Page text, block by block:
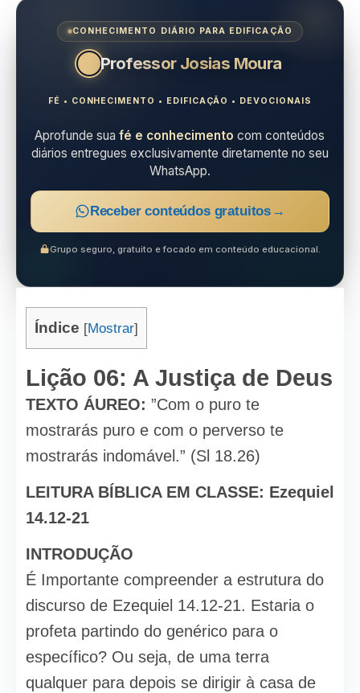
CONHECIMENTO DIÁRIO PARA EDIFICAÇÃO
Professor Josias Moura
FÉ • CONHECIMENTO • EDIFICAÇÃO • DEVOCIONAIS
Aprofunde suafé e conhecimento com conteúdos
diários entregues exclusivamente diretamente no seu
WhatsApp.
Receber conteúdos gratuitos →
Grupo seguro, gratuito e focado em conteúdo educacional.
Índice [Mostrar]
Lição 06: A Justiça de Deus
TEXTO ÁUREO: ”Com o puro te
mostrarás puro e com o perverso te
mostrarás indomável.” (Sl 18.26)
LEITURA BÍBLICA EM CLASSE: Ezequiel
14.12-21
INTRODUÇÃO
É Importante compreender a estrutura do
discurso de Ezequiel 14.12-21. Estaria o
profeta partindo do genérico para o
específico? Ou seja, de uma terra
qualquer para depois se dirigir à casa de